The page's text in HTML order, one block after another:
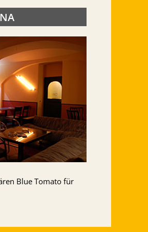
Blue Tomato für